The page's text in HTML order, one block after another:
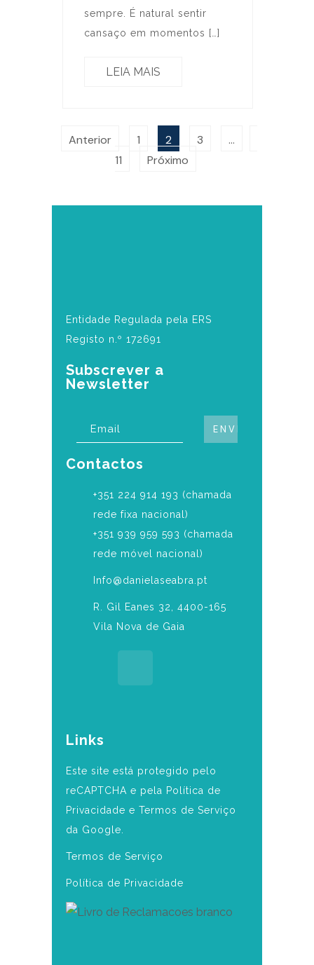
sempre. É natural sentir
cansaço em momentos […]
LEIA MAIS
Anterior 1 2 3
…
11
Próximo
Entidade Regulada pela ERS
Registo n.º 172691
Subscrever a
Newsletter
Contactos
‎+351 224 914 193 (chamada
rede fixa nacional)
+351 939 959 593 (chamada
rede móvel nacional)
Info@danielaseabra.pt
R. Gil Eanes 32, 4400-165
Vila Nova de Gaia
Links
Este site está protegido pelo
reCAPTCHA e pela Política de
Privacidade e Termos de Serviço
da Google.
Termos de Serviço
Política de Privacidade